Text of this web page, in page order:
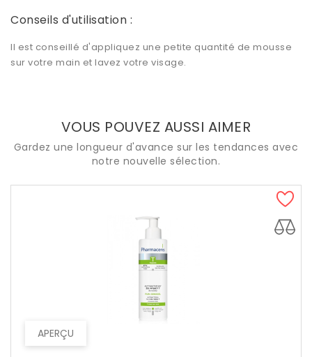
Conseils d'utilisation :
Il est conseillé d'appliquez une petite quantité de mousse
sur votre main et lavez votre visage.
VOUS POUVEZ AUSSI AIMER
Gardez une longueur d'avance sur les tendances avec
notre nouvelle sélection.
APERÇU